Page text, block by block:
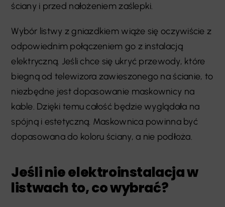
ściany i przed nałożeniem zaślepki.
Wybór listwy z gniazdkiem wiąże się oczywiście z
odpowiednim połączeniem go z instalacją
elektryczną. Jeśli chce się ukryć przewody, które
biegną od telewizora zawieszonego na ścianie, to
niezbędne jest dopasowanie maskownicy na
kable. Dzięki temu całość będzie wyglądała na
spójną i estetyczną. Maskownica powinna być
dopasowana do koloru ściany, a nie podłoża.
Jeśli nie elektroinstalacja w
listwach to, co wybrać?